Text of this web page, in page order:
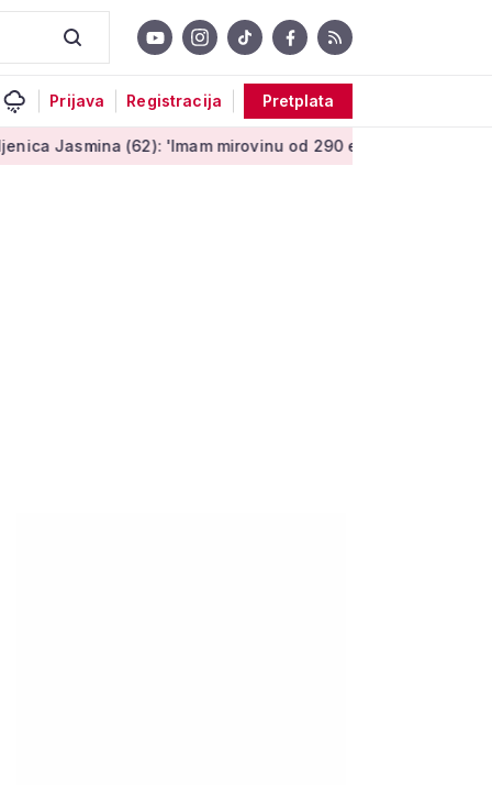
Prijava Registracija Pretplata
'Imam mirovinu od 290 eura, a dobijem i socijalnu